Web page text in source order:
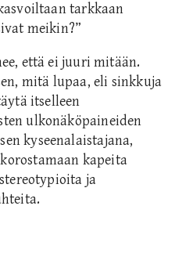
tarkkaan
meikin?”
että ei juuri mitään.
mitä lupaa, eli sinkkuja
itselleen
ulkonäköpaineiden
kyseenalaistajana,
kapeita
ja